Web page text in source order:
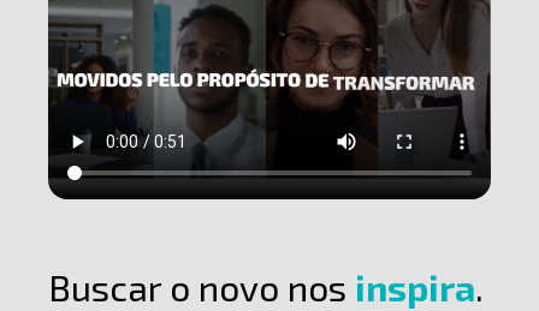
Buscar o novo nos inspira.